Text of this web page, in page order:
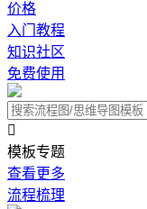
价格
入门教程
知识社区
免费使用

模板专题
查看更多
流程梳理